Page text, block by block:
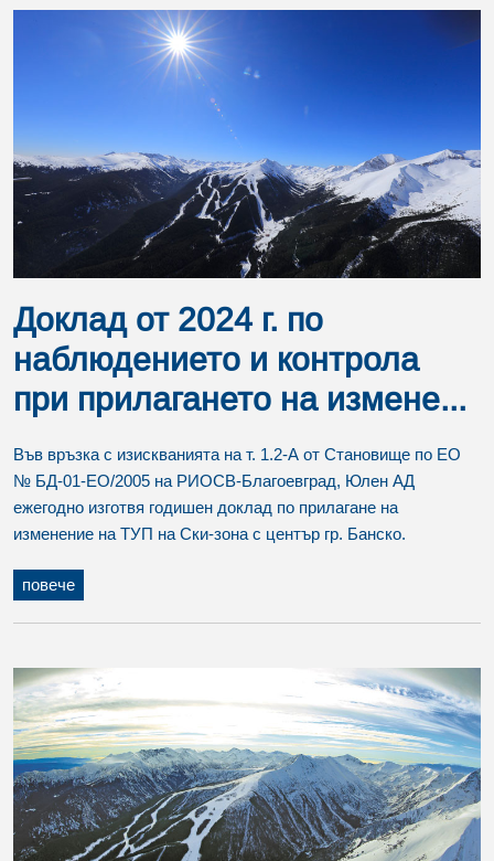
Доклад от 2024 г. по
наблюдението и контрола
при прилагането на измене...
Във връзка с изискванията на т. 1.2-А от Становище по ЕО
№ БД-01-ЕО/2005 на РИОСВ-Благоевград, Юлен АД
ежегодно изготвя годишен доклад по прилагане на
изменение на ТУП на Ски-зона с център гр. Банско.
повече